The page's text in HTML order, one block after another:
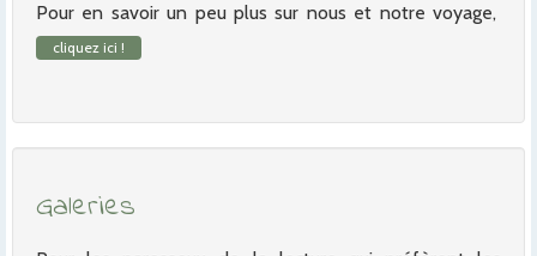
Pour en savoir un peu plus sur nous et notre voyage,
cliquez ici !
Galeries